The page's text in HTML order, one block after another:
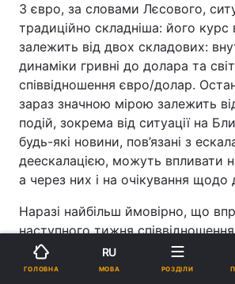
З євро, за словами Лєсового,
традиційно складніша: його курс
залежить від двох складових:
динаміки гривні до долара та
співвідношення євро/долар.
зараз значною мірою залежить
подій, зокрема від ситуації на
будь-які новини, пов’язані з
деескалацією, можуть впливати
а через них і на очікування щодо
Наразі найбільш ймовірно, що
наступного тижня
залишатиметься в межах 1,15-
курс євро, за прогнозом банкіра,
ГОЛОВНА
RU
МОВА РОЗДІЛИ